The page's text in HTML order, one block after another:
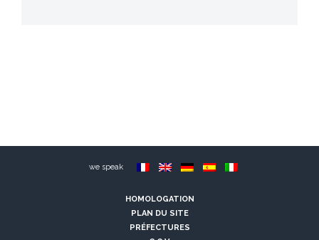
we speak
HOMOLOGATION
PLAN DU SITE
PRÉFECTURES